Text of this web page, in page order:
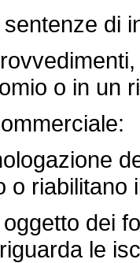
di
o in un
o riabilitano
dei
le